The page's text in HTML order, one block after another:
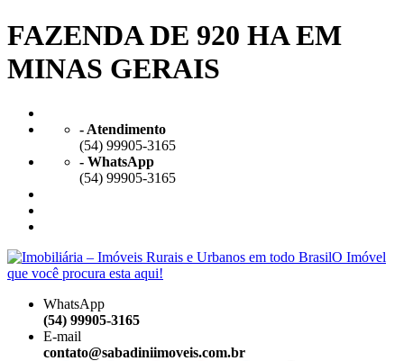
FAZENDA DE 920 HA EM
MINAS GERAIS
- Atendimento
(54) 99905-3165
- WhatsApp
(54) 99905-3165
WhatsApp
(54) 99905-3165
E-mail
contato@sabadiniimoveis.com.br